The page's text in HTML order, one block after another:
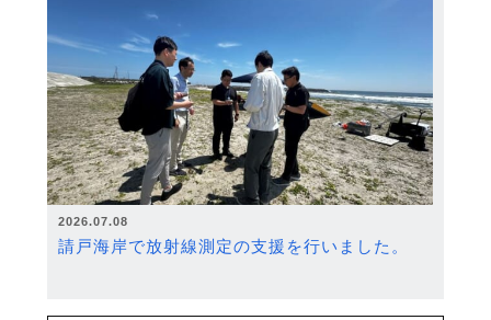
2026.07.08
請戸海岸で放射線測定の支援を行いました。